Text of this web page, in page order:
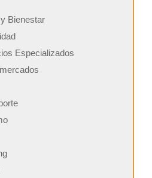
Bienestar
Especializados